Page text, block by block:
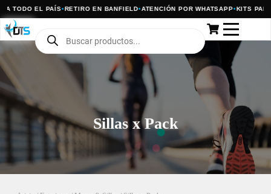
TODO EL PAÍS•RETIRO EN BANFIELD•ATENCIÓN POR WHATSAPP•KITS PARA
Sillas x Pack